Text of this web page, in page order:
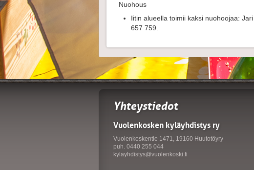
Nuohous
Iitin alueella toimii kaksi nuohoojaa:
657 759.
Yhteystiedot
Vuolenkosken kyläyhdistys ry
Vuolenkoskentie 1471, 19160 Huutotöyry
puh. 0440 255 044
kylayhdistys@vuolenkoski.fi